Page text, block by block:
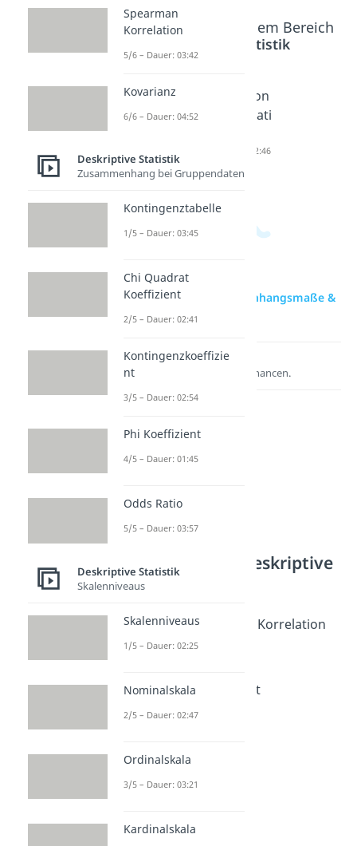
Beliebte Inhalte aus dem Bereich
Deskriptive Statistik
Korrelati
onskoeffi
zient
Korrelati
on und
t
Dauer: 04:16
Pearson
Korrelati
Dauer: 02:46
zur Videoseite: Zusammenhangsmaße &
Korrelation
Lernen lohnt sich!
Entdecke hier deine Chancen.
Weitere Inhalte: Deskriptive
Statistik
Zusammenhangsmaße & Korrelation
Dauer: 00:41
Korrelationskoeffizient
Korrelation und Kausalität
Pearson Korrelation
Spearman Korrelation
Kovarianz
Spearman
Korrelation
5/6 – Dauer: 03:42
Kovarianz
6/6 – Dauer: 04:52
Deskriptive Statistik
Zusammenhang bei Gruppendaten
Kontingenztabelle
1/5 – Dauer: 03:45
Chi Quadrat
Koeffizient
2/5 – Dauer: 02:41
Kontingenzkoeffizie
nt
3/5 – Dauer: 02:54
Phi Koeffizient
4/5 – Dauer: 01:45
Odds Ratio
5/5 – Dauer: 03:57
Deskriptive Statistik
Skalenniveaus
Skalenniveaus
1/5 – Dauer: 02:25
Nominalskala
2/5 – Dauer: 02:47
Ordinalskala
3/5 – Dauer: 03:21
Kardinalskala